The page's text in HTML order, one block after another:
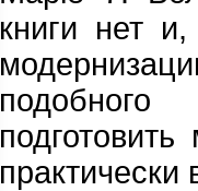
книги нет
практически